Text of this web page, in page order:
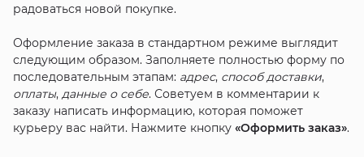
радоваться новой покупке.
Оформление заказа в стандартном режиме выглядит
следующим образом. Заполняете полностью форму по
последовательным этапам: адрес, способ доставки,
оплаты, данные о себе. Советуем в комментарии к
заказу написать информацию, которая поможет
курьеру вас найти. Нажмите кнопку «Оформить заказ».